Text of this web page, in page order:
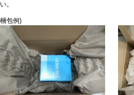
い。
梱包例)